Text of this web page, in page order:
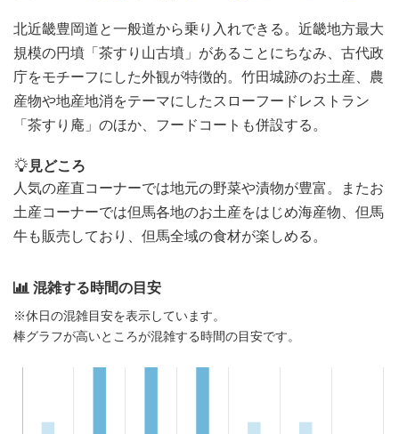
北近畿豊岡道と一般道から乗り入れできる。近畿地方最大
規模の円墳「茶すり山古墳」があることにちなみ、古代政
庁をモチーフにした外観が特徴的。竹田城跡のお土産、農
産物や地産地消をテーマにしたスローフードレストラン
「茶すり庵」のほか、フードコートも併設する。
見どころ
人気の産直コーナーでは地元の野菜や漬物が豊富。またお
土産コーナーでは但馬各地のお土産をはじめ海産物、但馬
牛も販売しており、但馬全域の食材が楽しめる。
混雑する時間の目安
※休日の混雑目安を表示しています。
棒グラフが高いところが混雑する時間の目安です。